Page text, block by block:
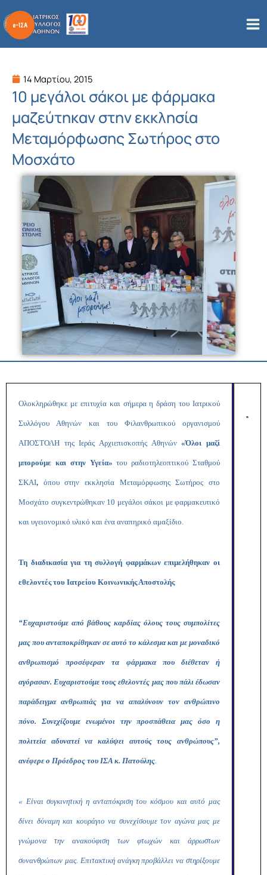
στο
περιεχόμενο
14 Μαρτίου, 2015
10 μεγάλοι σάκοι με φάρμακα
μαζεύτηκαν στην εκκλησία
Μεταμόρφωσης Σωτήρος στο
Μοσχάτο
Ολοκληρώθηκε με επιτυχία και σήμερα η δράση του Ιατρικού
Συλλόγου Αθηνών και του Φιλανθρωπικού οργανισμού
ΑΠΟΣΤΟΛΗ της Ιεράς Αρχιεπισκοπής Αθηνών«Όλοι μαζί
μπορούμε και στην Υγεία»του ραδιοτηλεοπτικού Σταθμού
ΣΚΑΙ, όπου στην εκκλησία Μεταμόρφωσης Σωτήρος στο
Μοσχάτο συγκεντρώθηκαν 10 μεγάλοι σάκοι με φαρμακευτικό
και υγειονομικό υλικό και ένα αναπηρικό αμαξίδιο.
Τη διαδικασία για τη συλλογή φαρμάκων επιμελήθηκαν οι
εθελοντές του Ιατρείου Κοινωνικής Αποστολής
“Ευχαριστούμε από βάθους καρδίας όλους τους συμπολίτες
μας που ανταποκρίθηκαν σε αυτό το κάλεσμα και με μοναδικό
ανθρωπισμό προσέφεραν τα φάρμακα που διέθεταν ή
αγόρασαν. Ευχαριστούμε τους εθελοντές μας που πάλι έδωσαν
παράδειγμα ανθρωπιάς για να απαλύνουν τον ανθρώπινο
πόνο. Συνεχίζουμε ενωμένοι την προσπάθεια μας όσο η
πολιτεία αδυνατεί να καλύψει αυτούς τους ανθρώπους”,
ανέφερε ο Πρόεδρος του ΙΣΑ κ. Πατούλης.
« Είναι συγκινητική η ανταπόκριση του κόσμου και αυτό μας
δίνει δύναμη και κουράγιο να συνεχίσουμε τον αγώνα μας με
γνώμονα την ανακούφιση των φτωχών και άρρωστων
συνανθρώπων μας. Επιτακτική ανάγκη προβάλλει να στηρίξουμε